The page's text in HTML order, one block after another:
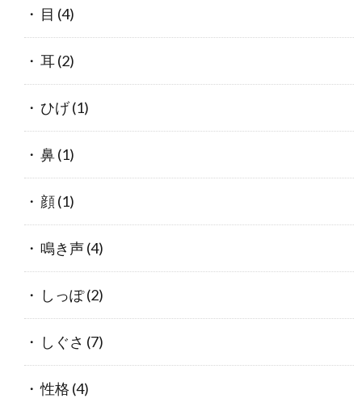
目 (4)
耳(2)
ひげ(1)
鼻(1)
顔(1)
鳴き声(4)
しっぽ(2)
しぐさ (7)
性格 (4)